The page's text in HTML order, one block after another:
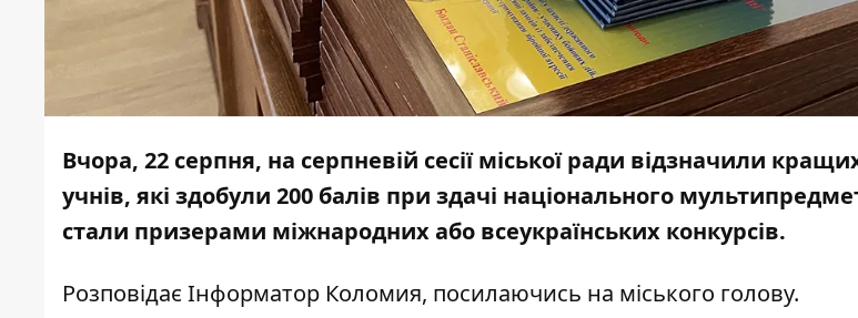
Вчора, 22 серпня, на серпневій сесії міської ради відзначили
учнів, які здобули 200 балів при здачі національного
стали призерами міжнародних або всеукраїнських конкурсів.
Розповідає Інформатор Коломия, посилаючись на міського голову.